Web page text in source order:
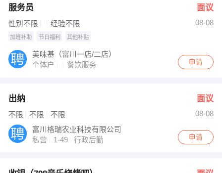
服务员 面议
性别不限 经验不限 08-08
加班补助 节日福利 其他补贴
美味基（富川一店/二店）
个体户
餐饮服务 申请
出纳 面议
不限 不限 不限
08-08
富川格瑞农业科技有限公司
私营
1-49 行政后勤 申请